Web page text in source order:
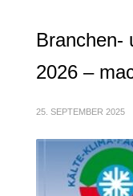
Branchen-
2026 –
25. SEPTEMBER 2025